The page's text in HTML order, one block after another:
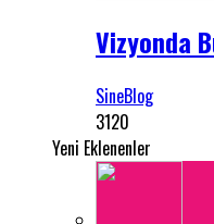
Vizyonda
SineBlog
3120
Yeni Eklenenler